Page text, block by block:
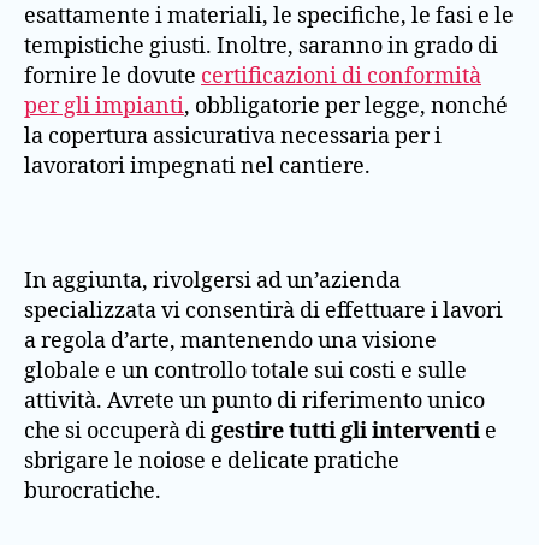
esattamente i materiali, le specifiche, le fasi e le
tempistiche giusti. Inoltre, saranno in grado di
fornire le dovute certificazioni di conformità
per gli impianti, obbligatorie per legge, nonché
la copertura assicurativa necessaria per i
lavoratori impegnati nel cantiere.
In aggiunta, rivolgersi ad un’azienda
specializzata vi consentirà di effettuare i lavori
a regola d’arte, mantenendo una visione
globale e un controllo totale sui costi e sulle
attività. Avrete un punto di riferimento unico
che si occuperà digestire tutti gli interventi e
sbrigare le noiose e delicate pratiche
burocratiche.